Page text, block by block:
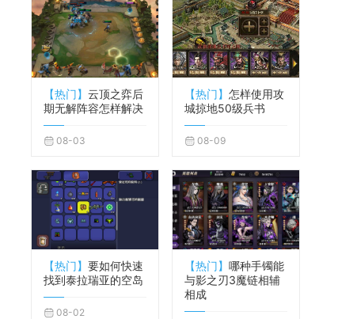
【热门】 云顶之弈后
期无解阵容怎样解决
08-03
【热门】 怎样使用攻
城掠地50级兵书
08-09
【热门】 要如何快速
找到泰拉瑞亚的空岛
08-02
【热门】 哪种手镯能
与影之刃3魔链相辅
相成